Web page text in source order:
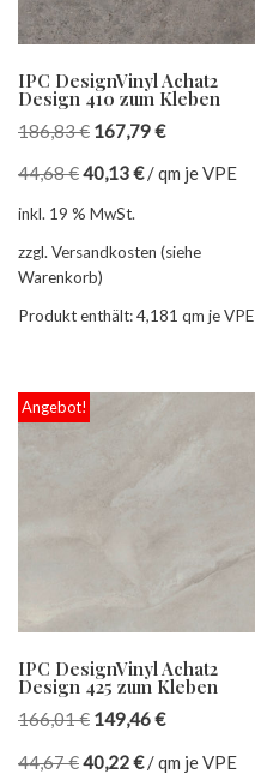
IPC DesignVinyl Achat2
Design 410 zum Kleben
186,83€ 167,79€
44,68€40,13€/qm je VPE
inkl. 19 % MwSt.
zzgl. Versandkosten (siehe
Warenkorb)
Produkt enthält: 4,181 qm je VPE
Angebot!
IPC DesignVinyl Achat2
Design 425 zum Kleben
166,01€ 149,46€
44,67€40,22€/qm je VPE